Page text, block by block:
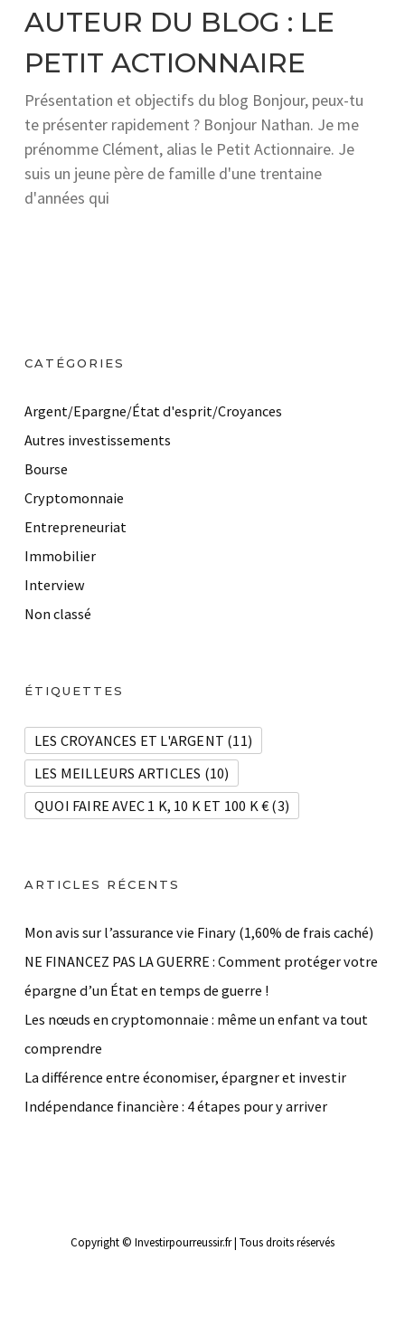
AUTEUR DU BLOG : LE
PETIT ACTIONNAIRE
Présentation et objectifs du blog Bonjour, peux-tu
te présenter rapidement ? Bonjour Nathan. Je me
prénomme Clément, alias le Petit Actionnaire. Je
suis un jeune père de famille d'une trentaine
d'années qui
CATÉGORIES
Argent/Epargne/État d'esprit/Croyances
Autres investissements
Bourse
Cryptomonnaie
Entrepreneuriat
Immobilier
Interview
Non classé
ÉTIQUETTES
LES CROYANCES ET L'ARGENT (11)
LES MEILLEURS ARTICLES (10)
QUOI FAIRE AVEC 1 K, 10 K ET 100 K € (3)
ARTICLES RÉCENTS
Mon avis sur l’assurance vie Finary (1,60% de frais caché)
NE FINANCEZ PAS LA GUERRE : Comment protéger votre
épargne d’un État en temps de guerre !
Les nœuds en cryptomonnaie : même un enfant va tout
comprendre
La différence entre économiser, épargner et investir
Indépendance financière : 4 étapes pour y arriver
Copyright © Investirpourreussir.fr | Tous droits réservés